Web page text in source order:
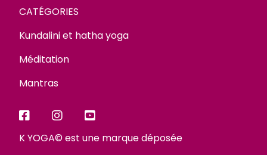
CATÉGORIES
Kundalini et hatha yoga
Méditation
Mantras
K YOGA© est une marque déposée